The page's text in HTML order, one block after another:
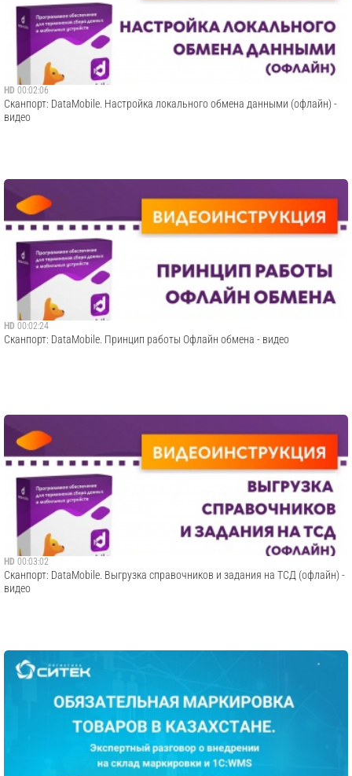
HD 00:02:06
Сканпорт: DataMobile. Настройка локального обмена данными (офлайн) -
видео
HD 00:02:24
Сканпорт: DataMobile. Принцип работы Офлайн обмена - видео
HD 00:03:02
Сканпорт: DataMobile. Выгрузка справочников и задания на ТСД (офлайн) -
видео